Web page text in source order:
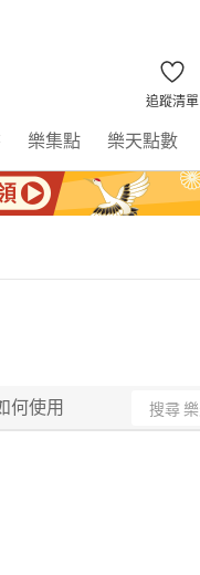
追蹤清單
樂集點 樂天點數
何使用